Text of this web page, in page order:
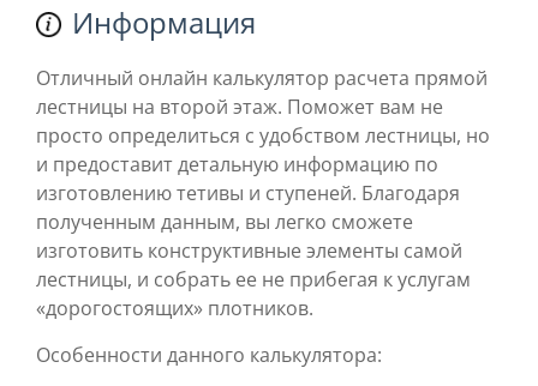
Информация
Отличный онлайн калькулятор расчета прямой
лестницы на второй этаж. Поможет вам не
просто определиться с удобством лестницы, но
и предоставит детальную информацию по
изготовлению тетивы и ступеней. Благодаря
полученным данным, вы легко сможете
изготовить конструктивные элементы самой
лестницы, и собрать ее не прибегая к услугам
«дорогостоящих» плотников.
Особенности данного калькулятора: